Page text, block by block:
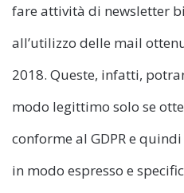
fare attività di newsletter
all’utilizzo delle mail
2018. Queste, infatti,
modo legittimo solo se
conforme al GDPR e
in modo espresso e